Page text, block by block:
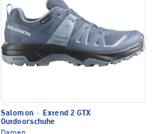
Salomon ·
Extend 2 GTX
Outdoorschuhe